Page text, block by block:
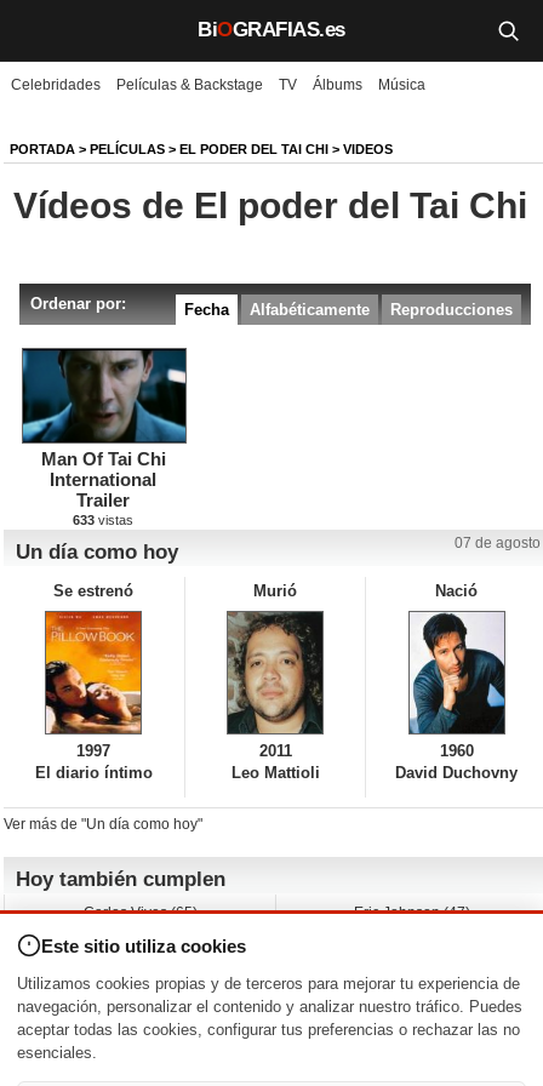
BiOGRAFIAS.es
Biografías
Películas
TV
Un día como hoy
Videos
Galerías
Noticias
Celebridades Películas & Backstage TV Álbums Música
PORTADA > PELÍCULAS > EL PODER DEL TAI CHI > VIDEOS
Vídeos de El poder del Tai Chi
Ordenar por: Reproducciones
Alfabéticamente
Fecha
Man Of Tai Chi
International
Trailer
633 vistas
Un día como hoy 07 de agosto
Se estrenó
1997
El diario íntimo
Murió
2011
Leo Mattioli
Nació
1960
David Duchovny
Ver más de "Un día como hoy"
Hoy también cumplen
Carlos Vives (65)
Nicholas Ray (-)
Charlize Theron (51)
Maggie Wheeler (65)
Eric Johnson (47)
Wayne Knight (71)
Michael Shannon (52)
Nacimientos y estrenos en la fecha
Este sitio utiliza cookies
Utilizamos cookies propias y de terceros para mejorar tu experiencia de
navegación, personalizar el contenido y analizar nuestro tráfico. Puedes
aceptar todas las cookies, configurar tus preferencias o rechazar las no
esenciales.